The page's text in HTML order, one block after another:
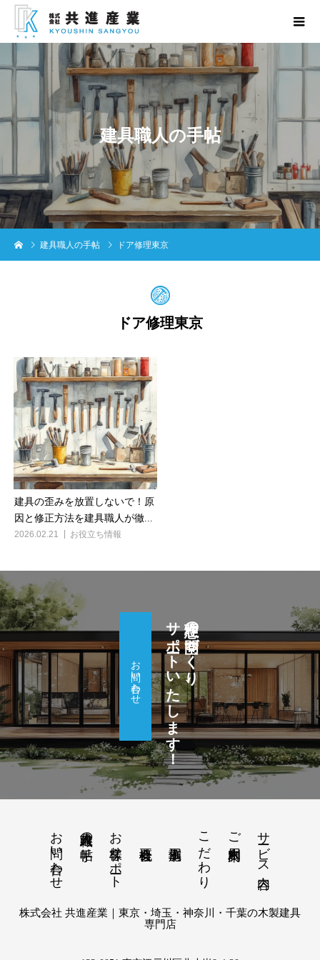
建具職人の手帖
建具職人の手帖 ドア修理東京
ドア修理東京
建具の歪みを放置しないで！原
因と修正方法を建具職人が徹...
2026.02.21 お役立ち情報
理想の空間づくり、
サポートいたします！
お問い合わせ
サービス内容
ご利用案内
こだわり
お客様サポート
建具職人の手帖
お問い合わせ
株式会社 共進産業｜東京・埼玉・神奈川・千葉の木製建具
専門店